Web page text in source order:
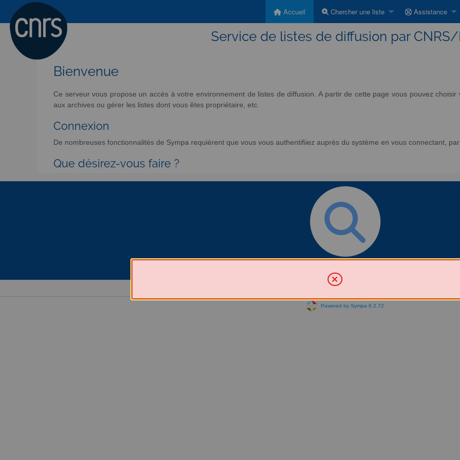
Accueil Chercher une liste Assistance
Service de listes de diffusion par CNRS/
Bienvenue
Ce serveur vous propose un accès à votre environnement de listes de diffusion. A partir de cette page vous pouvez
aux archives ou gérer les listes dont vous êtes propriétaire, etc.
Connexion
De nombreuses fonctionnalités de Sympa requièrent que vous vous authentifiiez auprès du système en vous connectant,
Que désirez-vous faire ?
Powered by Sympa 6.2.72